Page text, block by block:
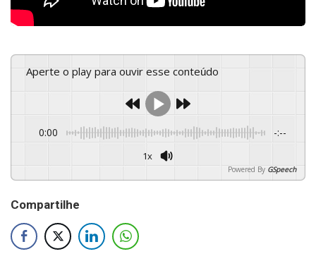
Aperte o play para ouvir esse conteúdo
0:00 -:--
1x
Powered By GSpeech
Compartilhe